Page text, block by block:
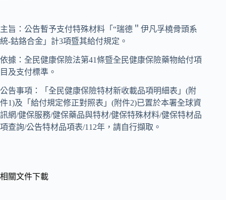
主旨：公告暫予支付特殊材料「“瑞德＂伊凡孚橈骨頭系
統-鈷鉻合金」計3項暨其給付規定。
依據：全民健康保險法第41條暨全民健康保險藥物給付項
目及支付標準。
公告事項：「全民健康保險特材新收載品項明細表」(附
件1)及「給付規定修正對照表」(附件2)已置於本署全球資
訊網/健保服務/健保藥品與特材/健保特殊材料/健保特材品
項查詢/公告特材品項表/112年，請自行擷取。
相關文件下載